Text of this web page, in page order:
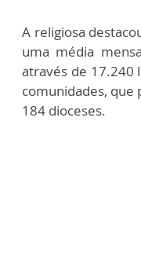
A religiosa
uma média
através de 17.240
comunidades, que
184 dioceses.